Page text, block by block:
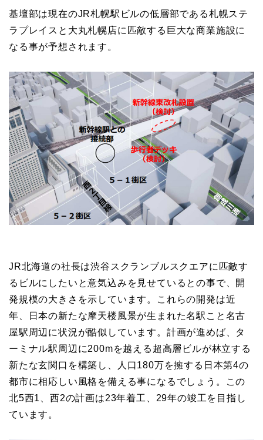
基壇部は現在のJR札幌駅ビルの低層部である札幌ステ
ラプレイスと大丸札幌店に匹敵する巨大な商業施設に
なる事が予想されます。
JR北海道の社長は渋谷スクランブルスクエアに匹敵す
るビルにしたいと意気込みを見せているとの事で、開
発規模の大きさを示しています。これらの開発は近
年、日本の新たな摩天楼風景が生まれた名駅こと名古
屋駅周辺に状況が酷似しています。計画が進めば、タ
ーミナル駅周辺に200mを越える超高層ビルが林立する
新たな玄関口を構築し、人口180万を擁する日本第4の
都市に相応しい風格を備える事になるでしょう。この
北5西1、西2の計画は23年着工、29年の竣工を目指し
ています。